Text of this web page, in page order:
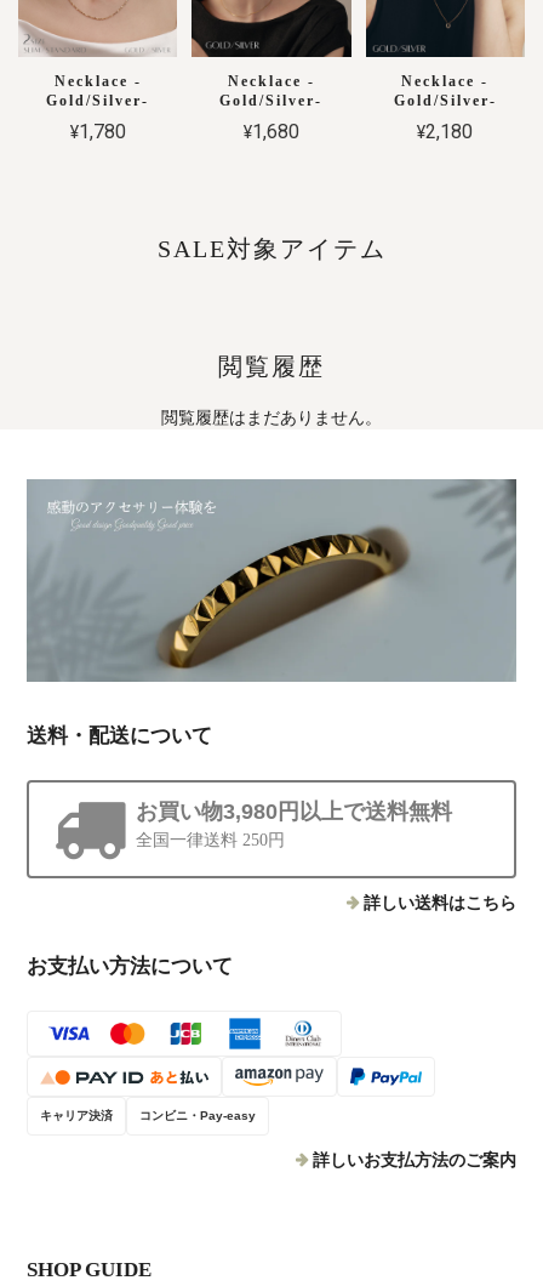
Necklace -
Gold/Silver-
¥1,780
Necklace -
Gold/Silver-
¥1,680
Necklace -
Gold/Silver-
¥2,180
SALE対象アイテム
閲覧履歴
閲覧履歴はまだありません。
送料・配送について
お買い物3,980円以上で送料無料
全国一律送料 250円
詳しい送料はこちら
お支払い方法について
キャリア決済 コンビニ・Pay-easy
詳しいお支払方法のご案内
SHOP GUIDE